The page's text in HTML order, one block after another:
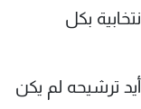
بكل
ترشيحه لم يكن